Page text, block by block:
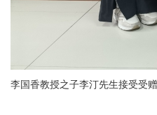
李国香教授之子李汀先生接受受